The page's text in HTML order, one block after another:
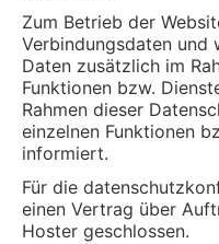
Zum Betrieb der
Verbindungsdaten und
Daten zusätzlich im
Funktionen bzw.
Rahmen dieser
einzelnen Funktionen
informiert.
Für die
einen Vertrag über
Hoster geschlossen.